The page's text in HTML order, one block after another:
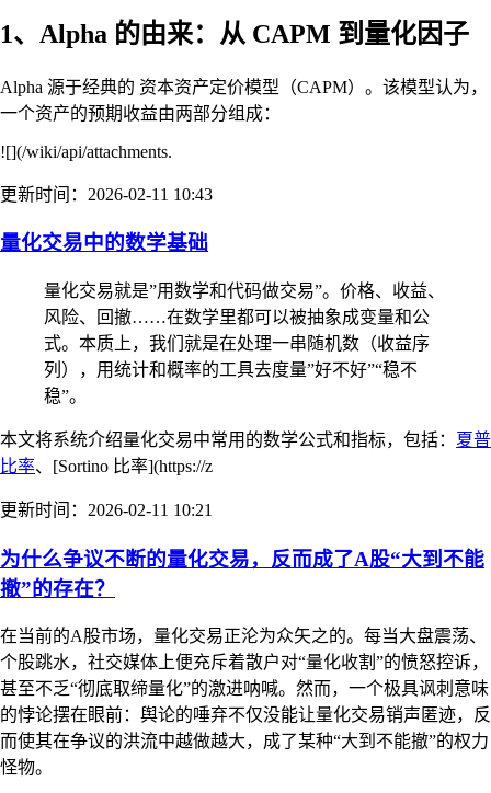
1、Alpha 的由来：从 CAPM 到量化因子
Alpha 源于经典的 资本资产定价模型（CAPM）。该模型认为，
一个资产的预期收益由两部分组成：
![](/wiki/api/attachments.
更新时间：2026-02-11 10:43
量化交易中的数学基础
量化交易就是”用数学和代码做交易”。价格、收益、
风险、回撤……在数学里都可以被抽象成变量和公
式。本质上，我们就是在处理一串随机数（收益序
列），用统计和概率的工具去度量”好不好”“稳不
稳”。
本文将系统介绍量化交易中常用的数学公式和指标，包括： 夏普
比率、[Sortino 比率](https://z
更新时间：2026-02-11 10:21
为什么争议不断的量化交易，反而成了A股“大到不能
撤”的存在？
在当前的A股市场，量化交易正沦为众矢之的。每当大盘震荡、
个股跳水，社交媒体上便充斥着散户对“量化收割”的愤怒控诉，
甚至不乏“彻底取缔量化”的激进呐喊。然而，一个极具讽刺意味
的悖论摆在眼前：舆论的唾弃不仅没能让量化交易销声匿迹，反
而使其在争议的洪流中越做越大，成了某种“大到不能撤”的权力
怪物。